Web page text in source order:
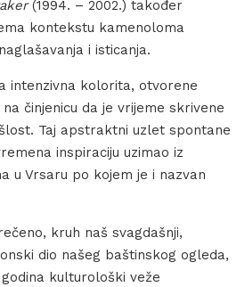
(1994. – 2002.) također
kontekstu kamenoloma
i isticanja.
intenzivna kolorita, otvorene
činjenicu da je vrijeme skrivene
Taj apstraktni uzlet spontane
inspiraciju uzimao iz
u Vrsaru po kojem je i nazvan
kruh naš svagdašnji,
dio našeg baštinskog ogleda,
kulturološki veže